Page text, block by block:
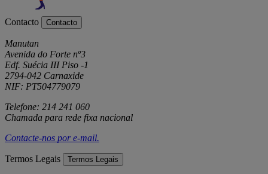
Contacto Contacto
Manutan
Avenida do Forte nº3
Edf. Suécia III Piso -1
2794-042 Carnaxide
NIF: PT504779079
Telefone: 214 241 060
Chamada para rede fixa nacional
Contacte-nos pore-mail.
Termos Legais Termos Legais